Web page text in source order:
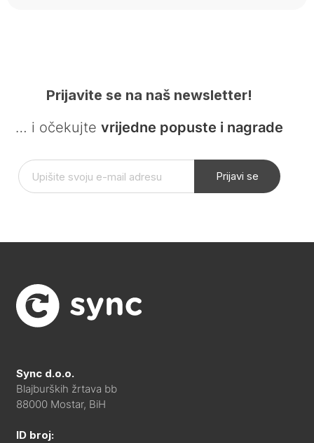
Prijavite se na naš newsletter!
… i očekujte vrijedne popuste i nagrade
Prijavi se
Sync d.o.o.
Blajburških žrtava bb
88000 Mostar, BiH
ID broj: